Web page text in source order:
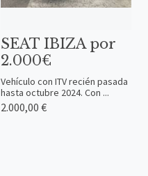
SEAT IBIZA por
2.000€
Vehículo con ITV recién pasada
hasta octubre 2024. Con ...
2.000,00 €